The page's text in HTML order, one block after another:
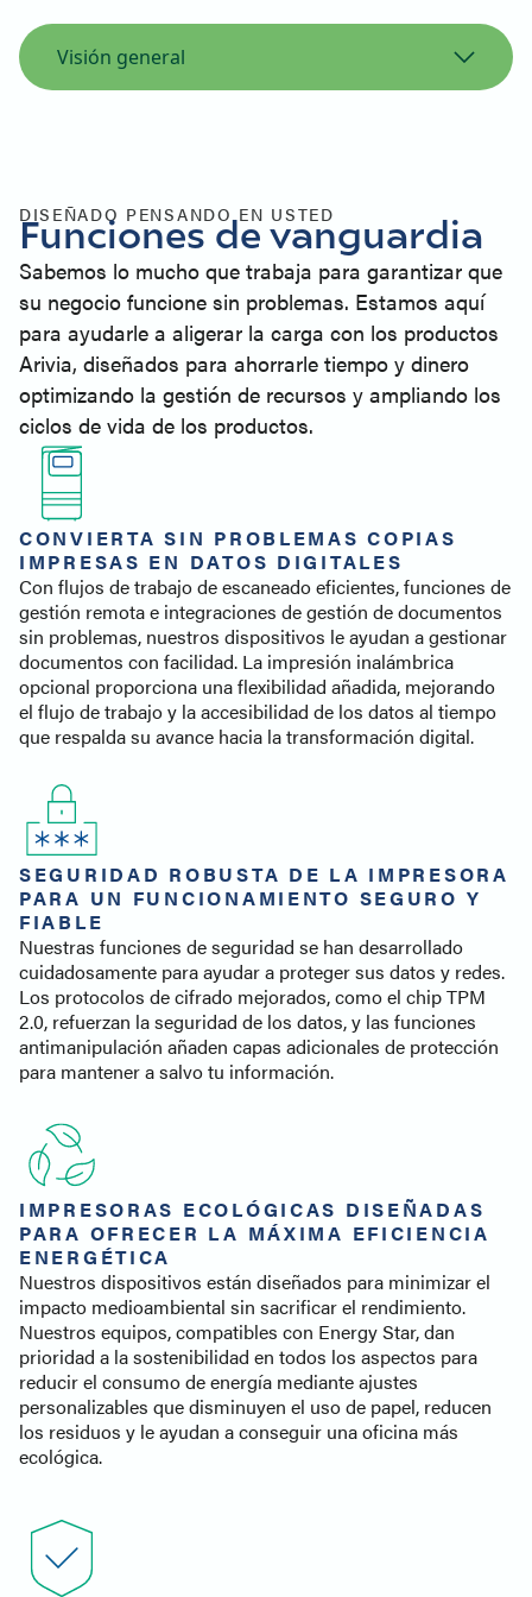
Visión general
Productos similares
Póngase en contacto con
DISEÑADO PENSANDO EN USTED
Funciones de vanguardia
Sabemos lo mucho que trabaja para garantizar que
su negocio funcione sin problemas. Estamos aquí
para ayudarle a aligerar la carga con los productos
Arivia, diseñados para ahorrarle tiempo y dinero
optimizando la gestión de recursos y ampliando los
ciclos de vida de los productos.
CONVIERTA SIN PROBLEMAS COPIAS
IMPRESAS EN DATOS DIGITALES
Con flujos de trabajo de escaneado eficientes, funciones de
gestión remota e integraciones de gestión de documentos
sin problemas, nuestros dispositivos le ayudan a gestionar
documentos con facilidad. La impresión inalámbrica
opcional proporciona una flexibilidad añadida, mejorando
el flujo de trabajo y la accesibilidad de los datos al tiempo
que respalda su avance hacia la transformación digital.
SEGURIDAD ROBUSTA DE LA IMPRESORA
PARA UN FUNCIONAMIENTO SEGURO Y
FIABLE
Nuestras funciones de seguridad se han desarrollado
cuidadosamente para ayudar a proteger sus datos y redes.
Los protocolos de cifrado mejorados, como el chip TPM
2.0, refuerzan la seguridad de los datos, y las funciones
antimanipulación añaden capas adicionales de protección
para mantener a salvo tu información.
IMPRESORAS ECOLÓGICAS DISEÑADAS
PARA OFRECER LA MÁXIMA EFICIENCIA
ENERGÉTICA
Nuestros dispositivos están diseñados para minimizar el
impacto medioambiental sin sacrificar el rendimiento.
Nuestros equipos, compatibles con Energy Star, dan
prioridad a la sostenibilidad en todos los aspectos para
reducir el consumo de energía mediante ajustes
personalizables que disminuyen el uso de papel, reducen
los residuos y le ayudan a conseguir una oficina más
ecológica.